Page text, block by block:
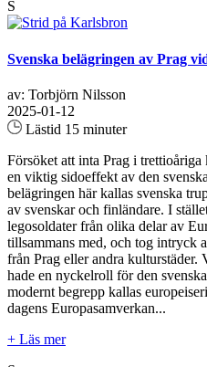
S
Svenska belägringen av Prag
av: Torbjörn Nilsson
2025-01-12
Lästid 15 minuter
Försöket att inta Prag i
en viktig sidoeffekt av den
belägringen här kallas svenska
av svenskar och finländare. I
legosoldater från olika delar av
tillsammans med, och tog intryck
från Prag eller andra kulturstäder.
hade en nyckelroll för den
modernt begrepp kallas
dagens Europasamverkan...
+ Läs mer